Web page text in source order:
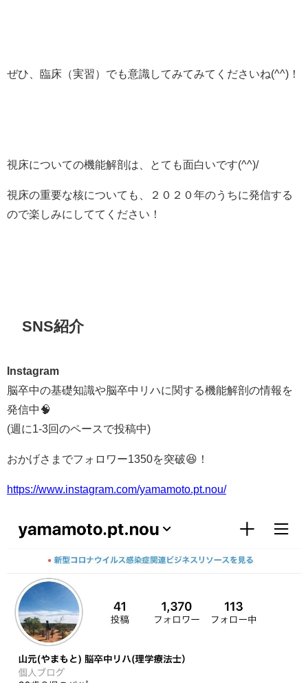
ぜひ、臨床（実習）でも意識してみてみてくださいね(^^)！
視床についての機能解剖は、とても面白いです(^^)/
視床の重要な核についても、２０２０年のうちに発信する
ので楽しみにしててください！
SNS紹介
Instagram
脳卒中の基礎知識や脳卒中リハに関する機能解剖の情報を
発信中🧠
(週に1-3回のペースで投稿中)
おかげさまでフォロワー1350を突破😆！
https://www.instagram.com/yamamoto.pt.nou/